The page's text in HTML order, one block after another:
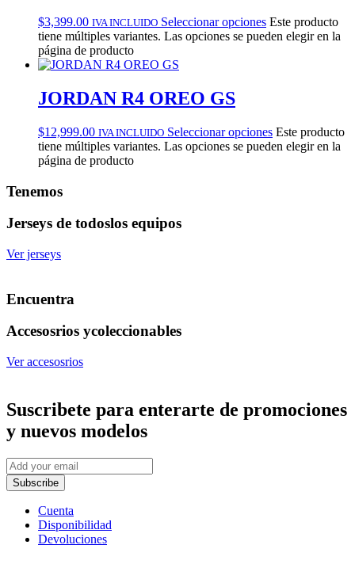
$3,399.00 IVA INCLUIDO Seleccionar opciones Este producto
tiene múltiples variantes. Las opciones se pueden elegir en la
página de producto
JORDAN R4 OREO GS
$12,999.00 IVA INCLUIDO Seleccionar opciones Este producto
tiene múltiples variantes. Las opciones se pueden elegir en la
página de producto
Tenemos
Jerseys de todoslos equipos
Ver jerseys
Encuentra
Accesosrios ycoleccionables
Ver accesosrios
Suscribete para enterarte de promociones
y nuevos modelos
Subscribe
Cuenta
Disponibilidad
Devoluciones